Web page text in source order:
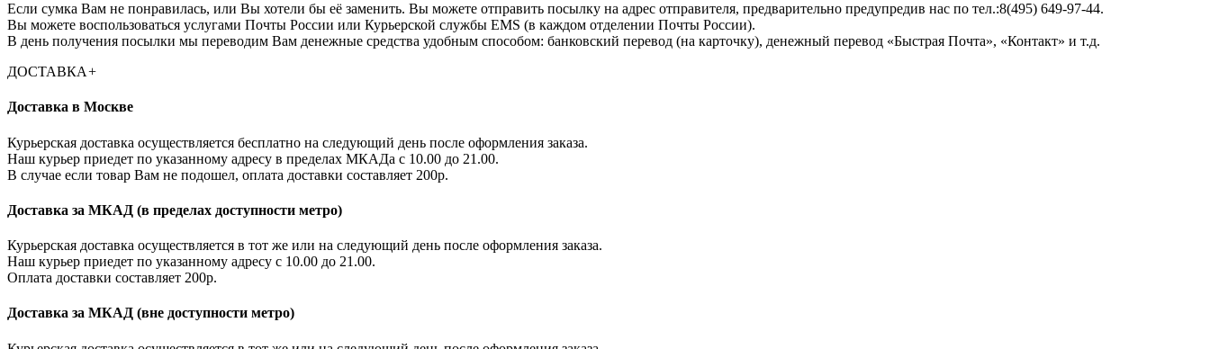
Если сумка Вам не понравилась, или Вы хотели бы её заменить. Вы можете отправить посылку на адрес отправителя, предварительно предупредив нас по тел.:8(495) 649-97-44.
Вы можете воспользоваться услугами Почты России или Курьерской службы EMS (в каждом отделении Почты России).
В день получения посылки мы переводим Вам денежные средства удобным способом: банковский перевод (на карточку), денежный перевод «Быстрая Почта», «Контакт» и т.д.
ДОСТАВКА+
Доставка в Москве
Курьерская доставка осуществляется бесплатно на следующий день после оформления заказа.
Наш курьер приедет по указанному адресу в пределах МКАДа с 10.00 до 21.00.
В случае если товар Вам не подошел, оплата доставки составляет 200р.
Доставка за МКАД (в пределах доступности метро)
Курьерская доставка осуществляется в тот же или на следующий день после оформления заказа.
Наш курьер приедет по указанному адресу с 10.00 до 21.00.
Оплата доставки составляет 200р.
Доставка за МКАД (вне доступности метро)